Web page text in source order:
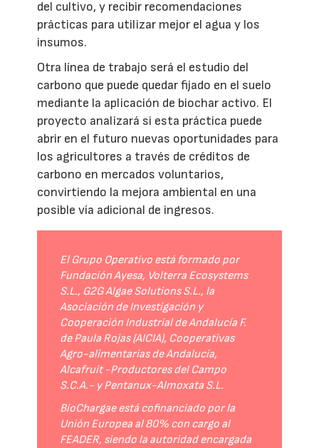
del cultivo, y recibir recomendaciones
prácticas para utilizar mejor el agua y los
insumos.
Otra línea de trabajo será el estudio del
carbono que puede quedar fijado en el suelo
mediante la aplicación de biochar activo. El
proyecto analizará si esta práctica puede
abrir en el futuro nuevas oportunidades para
los agricultores a través de créditos de
carbono en mercados voluntarios,
convirtiendo la mejora ambiental en una
posible vía adicional de ingresos.
El Grupo Operativo está formado por
Fundación Ayesa, Volterra Ecosystems
S.L., G2G Algae Solutions S.L., la
Asociación de Investigación y
Cooperación Industrial de Andalucía F.
de Paula Rojas (AICIA), Cooperativas
Agro-alimentarias de Andalucía,
Alcafruit -Productores del Campo
S.C.A.- y Pentanux-Almoxata S.L.
BioChargae está cofinanciado por la
Unión Europea al 80% con cargo al
FEADER, siendo la autoridad encargada